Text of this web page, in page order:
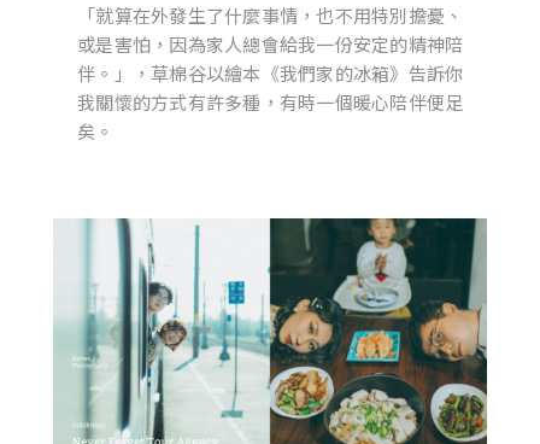
「就算在外發生了什麼事情，也不用特別擔憂、
或是害怕，因為家人總會給我一份安定的精神陪
伴。」，草棉谷以繪本《我們家的冰箱》告訴你
我關懷的方式有許多種，有時一個暖心陪伴便足
矣。